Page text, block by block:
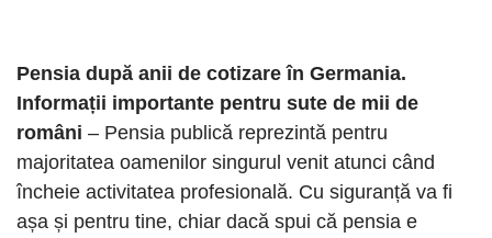
Pensia după anii de cotizare în Germania.
Informații importante pentru sute de mii de
români – Pensia publică reprezintă pentru
majoritatea oamenilor singurul venit atunci când
încheie activitatea profesională. Cu siguranță va fi
așa și pentru tine, chiar dacă spui că pensia e